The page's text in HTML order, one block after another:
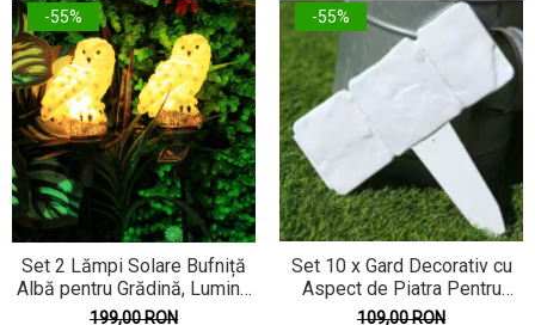
-55%
Set 2 Lămpi Solare Bufniță
Albă pentru Grădină, Lumină
Caldă, Țăruș 45 cm
199,00 RON
-55%
Set 10 x Gard Decorativ cu
Aspect de Piatra Pentru
Gazon sau Flori
109,00 RON